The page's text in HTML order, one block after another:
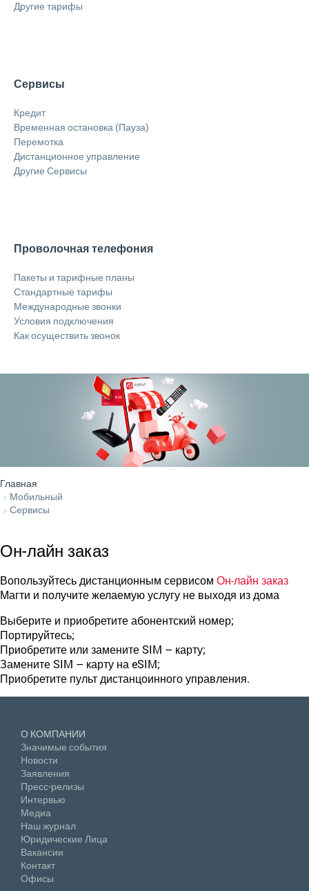
Другие тарифы
Сервисы
Кредит
Временная остановка (Пауза)
Перемотка
Дистанционное управление
Другие Сервисы
Проволочная телефония
Пакеты и тарифные планы
Стандартные тарифы
Международные звонки
Условия подключения
Как осуществить звонок
Главная
Мобильный
Сервисы
Он-лайн заказ
Вопользуйтесь дистанционным сервисом Он-лайн заказ
Магти и получите желаемую услугу не выходя из дома
Выберите и приобретите абонентский номер;
Портируйтесь;
Приобретите или замените SIM – карту;
Замените SIM – карту на eSIM;
Приобретите пульт дистанцоинного управления.
О КОМПАНИИ
Значимые события
Новости
Заявления
Пресс-релизы
Интервью
Медиа
Наш журнал
Юридические Лица
Вакансии
Контакт
Офисы